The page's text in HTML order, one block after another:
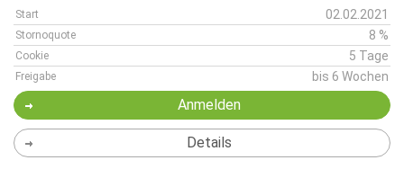
Start 02.02.2021
Stornoquote 8 %
Cookie 5 Tage
Freigabe bis 6 Wochen
Anmelden
Details